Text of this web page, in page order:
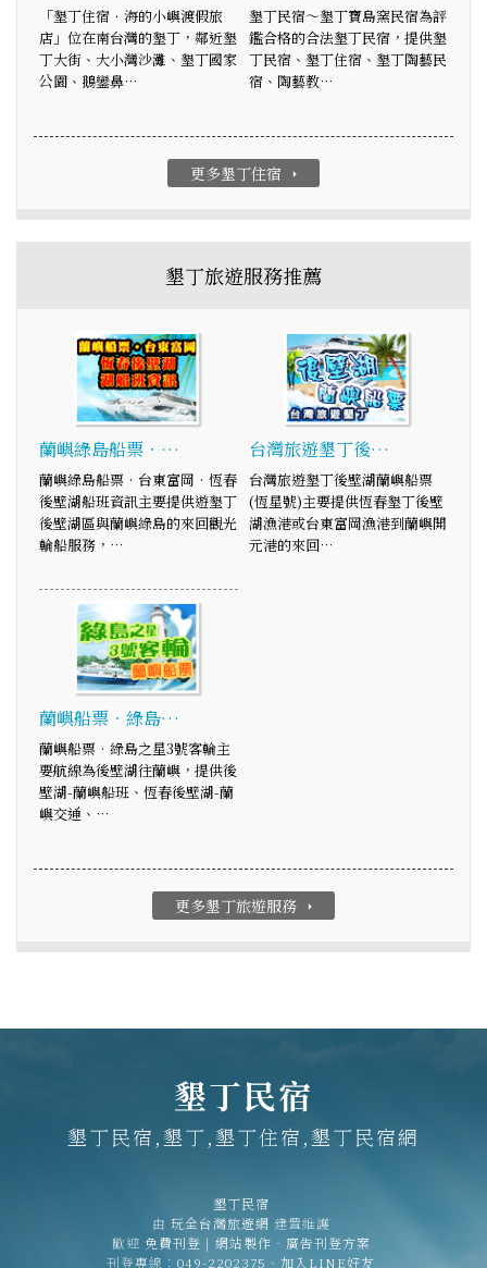
「墾丁住宿．海的小嶼渡假旅
店」位在南台灣的墾丁，鄰近墾
丁大街、大小灣沙灘、墾丁國家
公園、鵝鑾鼻…
墾丁民宿～墾丁寶島窯民宿為評
鑑合格的合法墾丁民宿，提供墾
丁民宿、墾丁住宿、墾丁陶藝民
宿、陶藝教…
更多墾丁住宿 arrow_right
墾丁旅遊服務推薦
蘭嶼綠島船票‧…
蘭嶼綠島船票‧台東富岡‧恆春
後壁湖船班資訊主要提供遊墾丁
後壁湖區與蘭嶼綠島的來回觀光
輪船服務，…
台灣旅遊墾丁後…
台灣旅遊墾丁後壁湖蘭嶼船票
(恆星號)主要提供恆春墾丁後壁
湖漁港或台東富岡漁港到蘭嶼開
元港的來回…
蘭嶼船票‧綠島…
蘭嶼船票‧綠島之星3號客輪主
要航線為後壁湖往蘭嶼，提供後
壁湖-蘭嶼船班、恆春後壁湖-蘭
嶼交通、…
更多墾丁旅遊服務 arrow_right
墾丁民宿
墾丁民宿,墾丁,墾丁住宿,墾丁民宿網
墾丁民宿
由 玩全台灣旅遊網 建置維護
歡迎 免費刊登 | 網站製作‧廣告刊登方案
刊登專線： 049-2202375 、 加入LINE好友